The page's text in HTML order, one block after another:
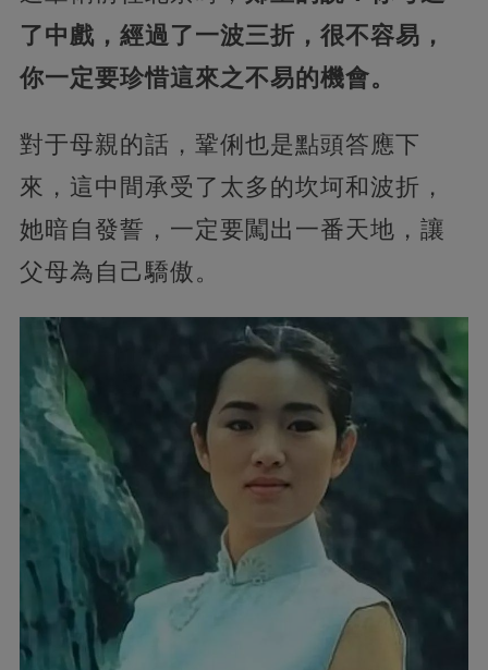
了中戲，經過了一波三折，很不容易，
你一定要珍惜這來之不易的機會。
對于母親的話，鞏俐也是點頭答應下
來，這中間承受了太多的坎坷和波折，
她暗自發誓，一定要闖出一番天地，讓
父母為自己驕傲。